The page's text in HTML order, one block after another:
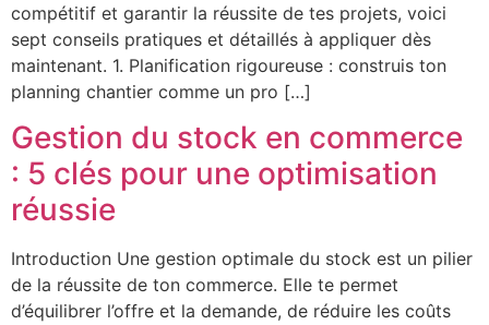
compétitif et garantir la réussite de tes projets, voici
sept conseils pratiques et détaillés à appliquer dès
maintenant. 1. Planification rigoureuse : construis ton
planning chantier comme un pro […]
Gestion du stock en commerce
: 5 clés pour une optimisation
réussie
Introduction Une gestion optimale du stock est un pilier
de la réussite de ton commerce. Elle te permet
d’équilibrer l’offre et la demande, de réduire les coûts